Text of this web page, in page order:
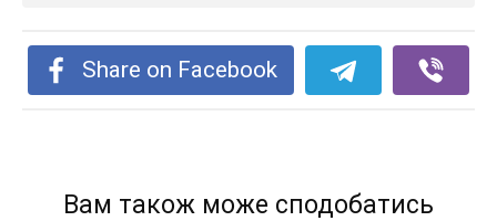
Share on Facebook
Вам також може сподобатись